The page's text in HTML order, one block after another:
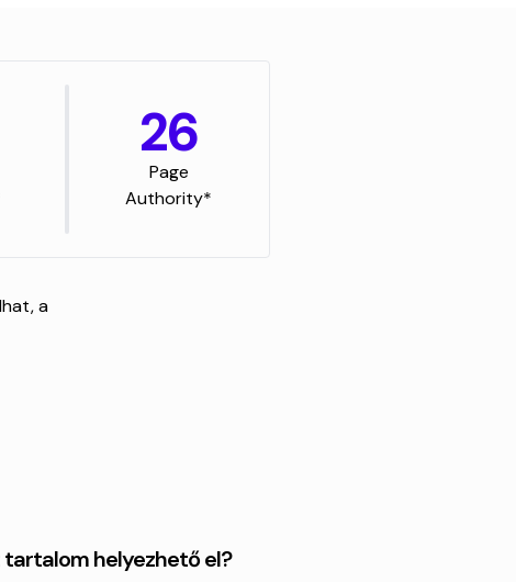
26
Page
Authority*
a
helyezhető el?